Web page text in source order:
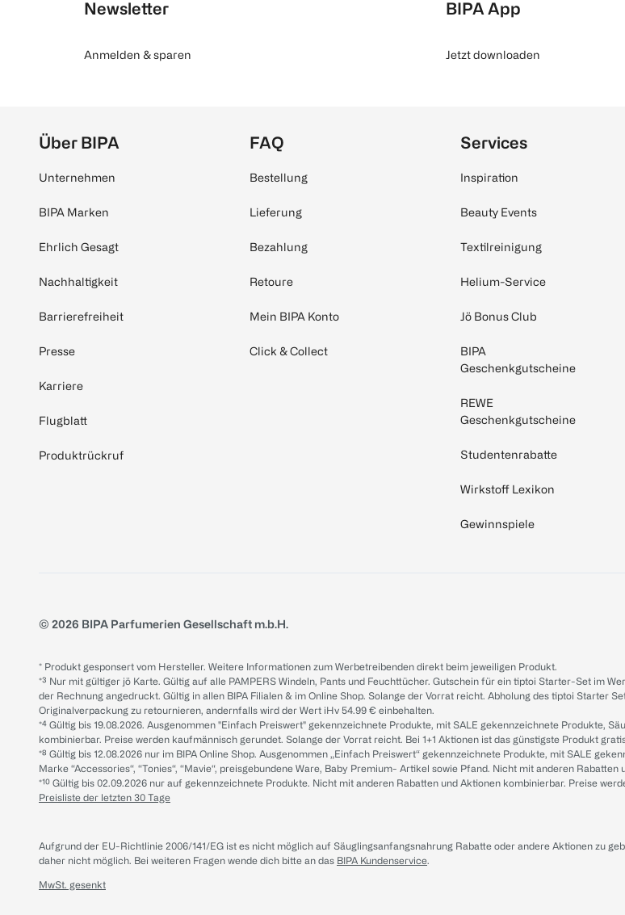
Newsletter
Anmelden & sparen
BIPA App
Jetzt downloaden
Über BIPA
Unternehmen
BIPA Marken
Ehrlich Gesagt
Nachhaltigkeit
Barrierefreiheit
Presse
Karriere
Flugblatt
Produktrückruf
FAQ
Bestellung
Lieferung
Bezahlung
Retoure
Mein BIPA Konto
Click & Collect
Services
Inspiration
Beauty Events
Textilreinigung
Helium-Service
Jö Bonus Club
BIPA
Geschenkgutscheine
REWE
Geschenkgutscheine
Studentenrabatte
Wirkstoff Lexikon
Gewinnspiele
© 2026 BIPA Parfumerien Gesellschaft m.b.H.
* Produkt gesponsert vom Hersteller. Weitere Informationen zum Werbetreibenden direkt beim jeweiligen Produkt.
*³ Nur mit gültiger jö Karte. Gültig auf alle PAMPERS Windeln, Pants und Feuchttücher. Gutschein für ein tiptoi Starter-Set im
der Rechnung angedruckt. Gültig in allen BIPA Filialen & im Online Shop. Solange der Vorrat reicht. Abholung des tiptoi Starter
Originalverpackung zu retournieren, andernfalls wird der Wert iHv 54.99 € einbehalten.
*⁴ Gültig bis 19.08.2026. Ausgenommen "Einfach Preiswert" gekennzeichnete Produkte, mit SALE gekennzeichnete Produkte,
kombinierbar. Preise werden kaufmännisch gerundet. Solange der Vorrat reicht. Bei 1+1 Aktionen ist das günstigste Produkt
*⁸ Gültig bis 12.08.2026 nur im BIPA Online Shop. Ausgenommen „Einfach Preiswert“ gekennzeichnete Produkte, mit SALE
Marke “Accessories“, “Tonies“, “Mavie“, preisgebundene Ware, Baby Premium- Artikel sowie Pfand. Nicht mit anderen
*¹⁰ Gültig bis 02.09.2026 nur auf gekennzeichnete Produkte. Nicht mit anderen Rabatten und Aktionen kombinierbar. Preise
Preisliste der letzten 30 Tage
Aufgrund der EU-Richtlinie 2006/141/EG ist es nicht möglich auf Säuglingsanfangsnahrung Rabatte oder andere Aktionen zu
daher nicht möglich. Bei weiteren Fragen wende dich bitte an das BIPA Kundenservice.
MwSt. gesenkt